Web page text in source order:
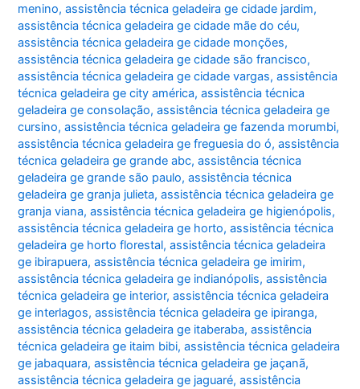
menino,assistência técnica geladeira ge cidade jardim,
assistência técnica geladeira ge cidade mãe do céu,
assistência técnica geladeira ge cidade monções,
assistência técnica geladeira ge cidade são francisco,
assistência técnica geladeira ge cidade vargas,assistência
técnica geladeira ge city américa,assistência técnica
geladeira ge consolação,assistência técnica geladeira ge
cursino,assistência técnica geladeira ge fazenda morumbi,
assistência técnica geladeira ge freguesia do ó,assistência
técnica geladeira ge grande abc,assistência técnica
geladeira ge grande são paulo,assistência técnica
geladeira ge granja julieta,assistência técnica geladeira ge
granja viana,assistência técnica geladeira ge higienópolis,
assistência técnica geladeira ge horto,assistência técnica
geladeira ge horto florestal,assistência técnica geladeira
ge ibirapuera,assistência técnica geladeira ge imirim,
assistência técnica geladeira ge indianópolis,assistência
técnica geladeira ge interior,assistência técnica geladeira
ge interlagos,assistência técnica geladeira ge ipiranga,
assistência técnica geladeira ge itaberaba,assistência
técnica geladeira ge itaim bibi,assistência técnica geladeira
ge jabaquara,assistência técnica geladeira ge jaçanã,
assistência técnica geladeira ge jaguaré,assistência